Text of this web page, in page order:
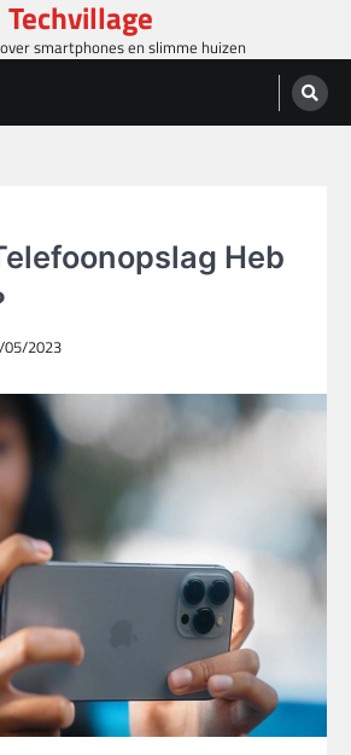
Techvillage
smartphones en slimme huizen
Heb
05/2023